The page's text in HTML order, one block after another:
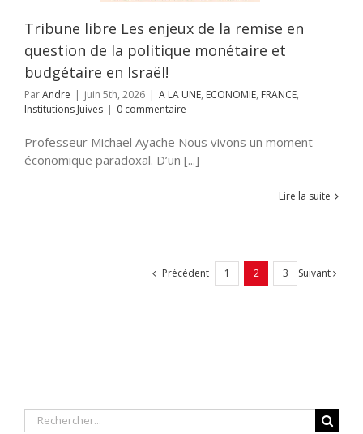
Tribune libre Les enjeux de la remise en
question de la politique monétaire et
budgétaire en Israël!
ParAndre | juin 5th, 2026 | A LA UNE, ECONOMIE, FRANCE,
Institutions Juives | 0 commentaire
Professeur Michael Ayache Nous vivons un moment
économique paradoxal. D’un [...]
Lire la suite
Précédent 1 2 3 Suivant
Rechercher: